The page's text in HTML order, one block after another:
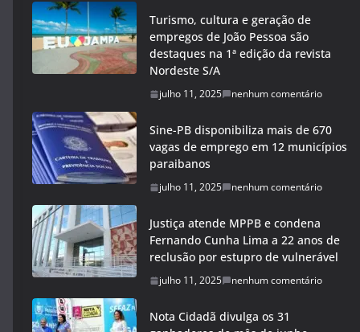
Turismo, cultura e geração de
empregos de João Pessoa são
destaques na 1ª edição da revista
Nordeste S/A
julho 11, 2025 nenhum comentário
Sine-PB disponibiliza mais de 670
vagas de emprego em 12 municípios
paraibanos
julho 11, 2025 nenhum comentário
Justiça atende MPPB e condena
Fernando Cunha Lima a 22 anos de
reclusão por estupro de vulnerável
julho 11, 2025 nenhum comentário
Nota Cidadã divulga os 31